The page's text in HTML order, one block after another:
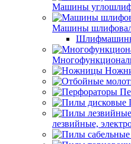
Машины
Машины
лезвийные,